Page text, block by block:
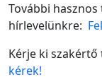
További
hírlevelünkre:
Kérje ki
kérek!